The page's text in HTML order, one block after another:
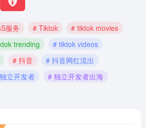
服务 # Tiktok
# tiktok movies
trending
# tiktok videos
# 抖音
# 抖音网红流出
立开发者
# 独立开发者出海